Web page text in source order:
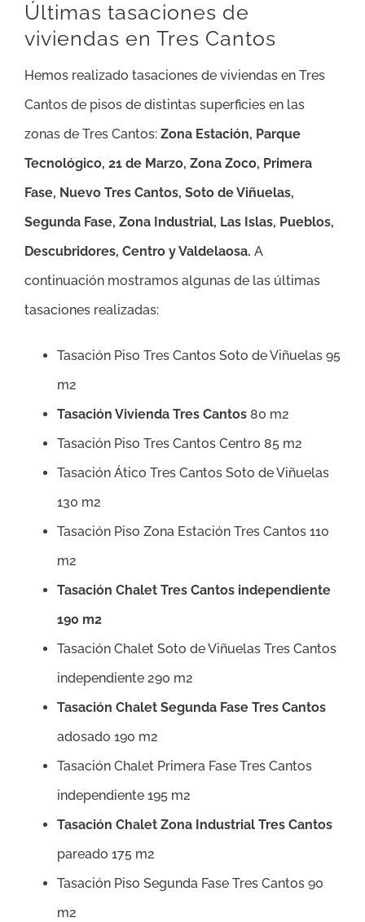
Últimas tasaciones de
viviendas en Tres Cantos
Hemos realizado tasaciones de viviendas en Tres
Cantos de pisos de distintas superficies en las
zonas de Tres Cantos: Zona Estación, Parque
Tecnológico, 21 de Marzo, Zona Zoco, Primera
Fase, Nuevo Tres Cantos, Soto de Viñuelas,
Segunda Fase, Zona Industrial, Las Islas, Pueblos,
Descubridores, Centro y Valdelaosa. A
continuación mostramos algunas de las últimas
tasaciones realizadas:
Tasación Piso Tres Cantos Soto de Viñuelas 95
m2
Tasación Vivienda Tres Cantos 80 m2
Tasación Piso Tres Cantos Centro 85 m2
Tasación Ático Tres Cantos Soto de Viñuelas
130 m2
Tasación Piso Zona Estación Tres Cantos 110
m2
Tasación Chalet Tres Cantos independiente
190 m2
Tasación Chalet Soto de Viñuelas Tres Cantos
independiente 290 m2
Tasación Chalet Segunda Fase Tres Cantos
adosado 190 m2
Tasación Chalet Primera Fase Tres Cantos
independiente 195 m2
Tasación Chalet Zona Industrial Tres Cantos
pareado 175 m2
Tasación Piso Segunda Fase Tres Cantos 90
m2